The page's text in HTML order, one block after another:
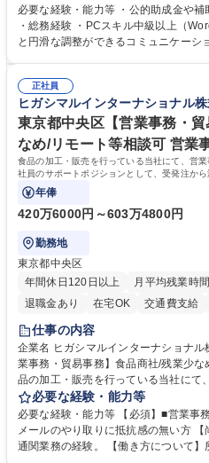
ジションとして活躍いただくことを期待しています
プの業務内容】 ・人事制度関連 ・採
怠管理 ・官公庁への各種提出 ・法定
管理 ・福利厚生関連 ・職員からの問
業務全般 募集職種 【東京／文京区】公益財団法人の総務人事業務／年間
休日125日
必要な経験・能力等 ・公的助成金や
・総務経験 ・PCスキル中級以上（
と円滑な調整ができるコミュニケーション能
正社員
ヒガシマルインターナショナル
東京都中央区【営業事務・
なめ/リモート等相談可 営業
食品の加工・販売を行っている当社にて、営
社員のサポートポジションとして、受発注か
事業の根幹を支えていただきます。
年俸
420万6000円～603万4800円
勤務地
東京都中央区
年間休日120日以上
月平均残業時
退職金あり
在宅OK 交通費支給
仕事の内容
企業名 ヒガシマルインターナショナル株式会社 求人名 東京
業事務・貿易事務】食品商社/残業少なめ/リモー
品の加工・販売を行っている当社にて
します。営業社員のサポートポジショ
調整まで幅広く対応し、当社事業の根幹を
業務、請求書発行 ■海外工場とのスケ
の確認・作成 ■配送手配 ■通関業者を
必要な経験・能力等
必要な経験・能力等 【必須】■営業事
メールのやり取りに抵抗感の無い方
通関業務の経験。 【働き方について】所定労働時間は7時間と短めで、残